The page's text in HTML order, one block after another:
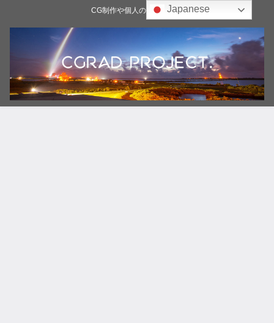
CG制作や個人の雑記ブログJapanese